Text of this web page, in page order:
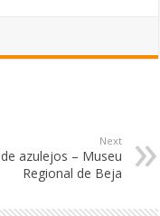
Next
azulejos – Museu
Regional de Beja